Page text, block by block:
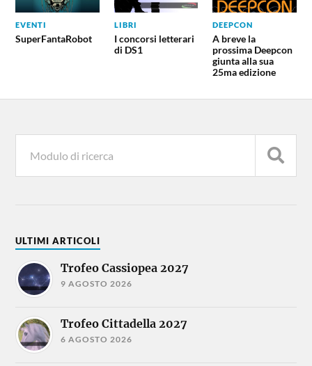
EVENTI
SuperFantaRobot
LIBRI
I concorsi letterari
di DS1
DEEPCON
A breve la
prossima Deepcon
giunta alla sua
25ma edizione
ULTIMI ARTICOLI
Trofeo Cassiopea 2027
9 AGOSTO 2026
Trofeo Cittadella 2027
6 AGOSTO 2026